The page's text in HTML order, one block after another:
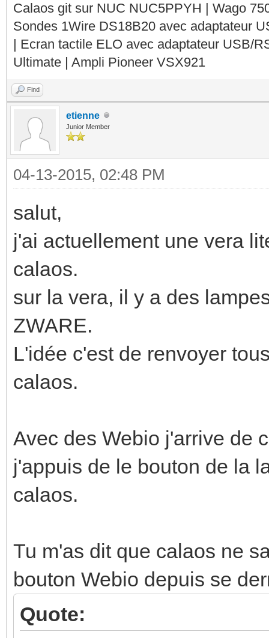
Calaos git sur NUC NUC5PPYH | Wago
Sondes 1Wire DS18B20 avec adaptateur
| Ecran tactile ELO avec adaptateur USB/
Ultimate | Ampli Pioneer VSX921
Find
etienne
Junior Member
04-13-2015, 02:48 PM
salut,
j'ai actuellement une vera
calaos.
sur la vera, il y a des
ZWARE.
L'idée c'est de renvoyer
calaos.
Avec des Webio j'arrive de
j'appuis de le bouton de la
calaos.
Tu m'as dit que calaos ne
bouton Webio depuis se
Quote: